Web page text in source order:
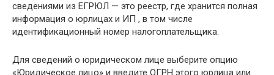
сведениями из ЕГРЮЛ — это реестр, где хранится полная
информация о юрлицах и ИП , в том числе
идентификационный номер налогоплательщика.
Для сведений о юридическом лице выберите опцию
«Юридическое лицо» и введите ОГРН этого юрлица или